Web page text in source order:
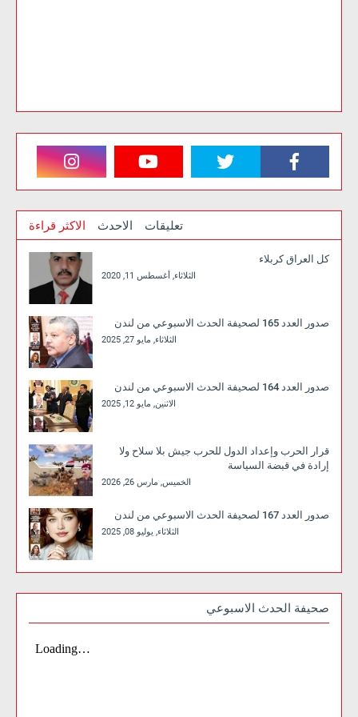
الاكثر قراءة الاحدث تعليقات
كل العراق كربلاء
الثلاثاء, أغسطس 11, 2020
صدور العدد 165 لصحيفة الحدث الاسبوعي من لندن
الثلاثاء, مايو 27, 2025
صدور العدد 164 لصحيفة الحدث الاسبوعي من لندن
الاثنين, مايو 12, 2025
قرار الحرب وإعداد الدول للحرب جيش بلا سلاح ولا
إرادة في قبضة السياسة
الخميس, مارس 26, 2026
صدور العدد 167 لصحيفة الحدث الاسبوعي من لندن
الثلاثاء, يوليو 08, 2025
صحيفة الحدث الاسبوعي